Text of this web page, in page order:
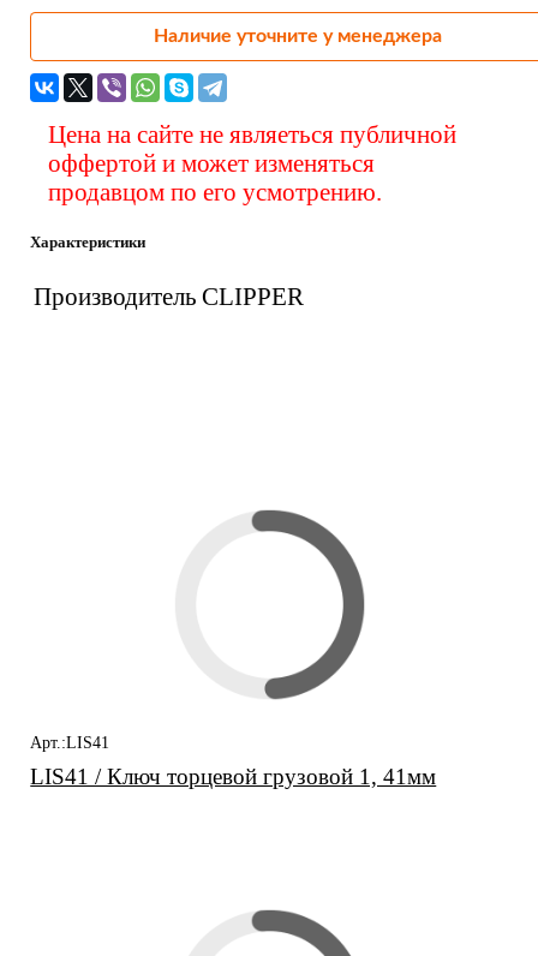
Наличие уточните у менеджера
Цена на сайте не являеться публичной
оффертой и может изменяться
продавцом по его усмотрению.
Характеристики
Производитель CLIPPER
Арт.:LIS41
LIS41 / Ключ торцевой грузовой 1, 41мм